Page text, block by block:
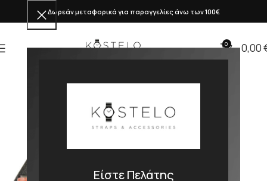
Είστε Πελάτης
Δωρεάν μεταφορικά για παραγγελίες άνω των 100€
0 0,00